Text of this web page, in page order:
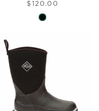
$120.00